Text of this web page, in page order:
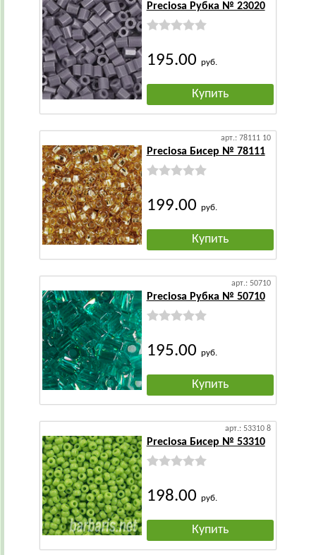
Preciosa Рубка № 23020
195.00 руб.
Купить
арт.: 78111 10
Preciosa Бисер № 78111
199.00 руб.
Купить
арт.: 50710
Preciosa Рубка № 50710
195.00 руб.
Купить
арт.: 53310 8
Preciosa Бисер № 53310
198.00 руб.
Купить